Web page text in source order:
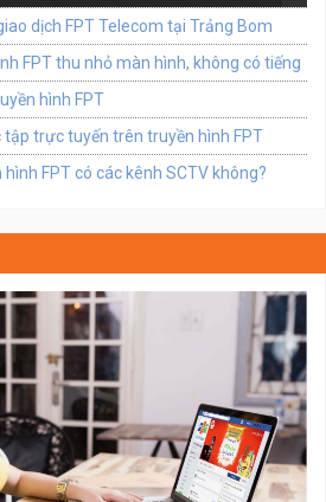
dịch FPT Telecom tại Trảng Bom
FPT thu nhỏ màn hình, không có tiếng
hình FPT
tập trực tuyến trên truyền hình FPT
FPT có các kênh SCTV không?